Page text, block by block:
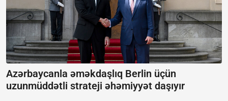
Azərbaycanla əməkdaşlıq Berlin üçün
uzunmüddətli strateji əhəmiyyət daşıyır